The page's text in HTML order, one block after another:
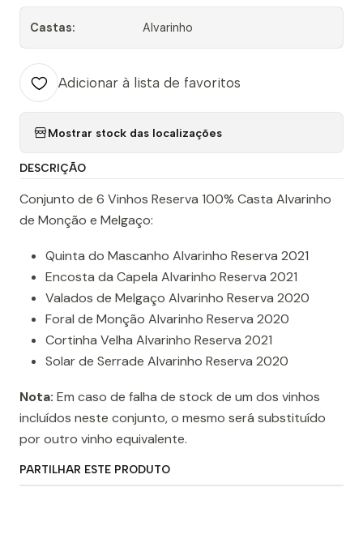
Castas: Alvarinho
Adicionar à lista de favoritos
Mostrar stock das localizações
DESCRIÇÃO
Conjunto de 6 Vinhos Reserva 100% Casta Alvarinho
de Monção e Melgaço:
Quinta do Mascanho Alvarinho Reserva 2021
Encosta da Capela Alvarinho Reserva 2021
Valados de Melgaço Alvarinho Reserva 2020
Foral de Monção Alvarinho Reserva 2020
Cortinha Velha Alvarinho Reserva 2021
Solar de Serrade Alvarinho Reserva 2020
Nota: Em caso de falha de stock de um dos vinhos
incluídos neste conjunto, o mesmo será substituído
por outro vinho equivalente.
PARTILHAR ESTE PRODUTO